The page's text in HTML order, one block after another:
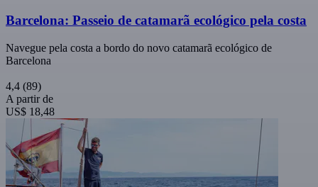
Barcelona: Passeio de catamarã ecológico pela costa
Navegue pela costa a bordo do novo catamarã ecológico de
Barcelona
4,4 (89)
A partir de
US$ 18,48